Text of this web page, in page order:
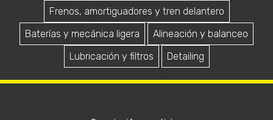
Frenos, amortiguadores y tren delantero
Baterías y mecánica ligera
Alineación y balanceo
Lubricación y filtros
Detailing